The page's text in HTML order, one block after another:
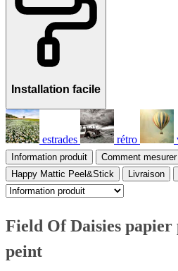
Installation facile
estrades rétro
Information produit Comment mesurer
Happy Mattic Peel&Stick
Livraison
Field Of Daisies papier
peint